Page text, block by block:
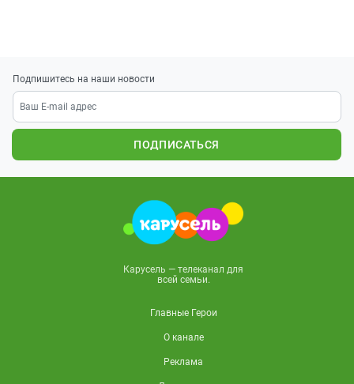
Подпишитесь на наши новости
ПОДПИСАТЬСЯ
Карусель — телеканал для
всей семьи.
Главные Герои
О канале
Реклама